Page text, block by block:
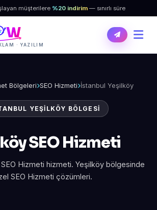
müşterilere %20 indirim — sınırlı süre
W
· YAZILIM
Bölgeleri SEO Hizmeti İstanbul Yeşilköy
YEŞILKÖY BÖLGESI
SEO Hizmeti
Hizmeti hizmeti. Yeşilköy bölgesinde
SEO Hizmeti çözümleri.